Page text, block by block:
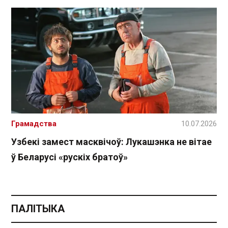
Узбекі замест масквічоў: Лукашэнка не вітае
ў Беларусі «рускіх братоў»
Грамадства 10.07.2026
ПАЛІТЫКА